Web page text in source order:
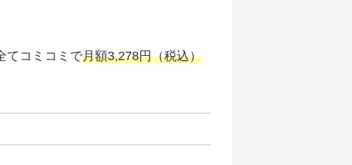
てコミコミで月額3,278円（税込）